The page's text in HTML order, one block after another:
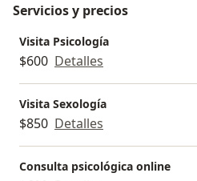
Servicios y precios
Visita Psicología
$600 Detalles
Visita Sexología
$850 Detalles
Consulta psicológica online